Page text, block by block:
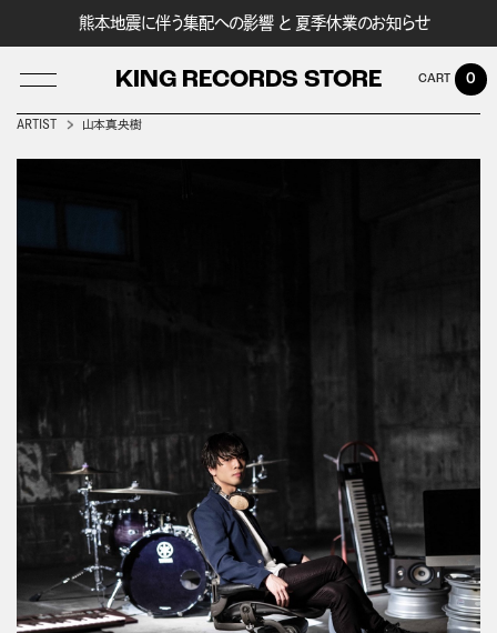
熊本地震に伴う集配への影響 と 夏季休業のお知らせ
KING RECORDS STORE
LOG IN
0
ARTIST 山本真央樹